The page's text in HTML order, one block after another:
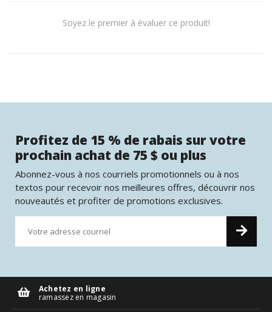
Soyez le premier à évaluer ce produit!
Profitez de 15 % de rabais sur votre
prochain achat de 75 $ ou plus
Abonnez-vous à nos courriels promotionnels ou à nos
textos pour recevoir nos meilleures offres, découvrir nos
nouveautés et profiter de promotions exclusives.
Achetez en ligne
ramassez en magasin